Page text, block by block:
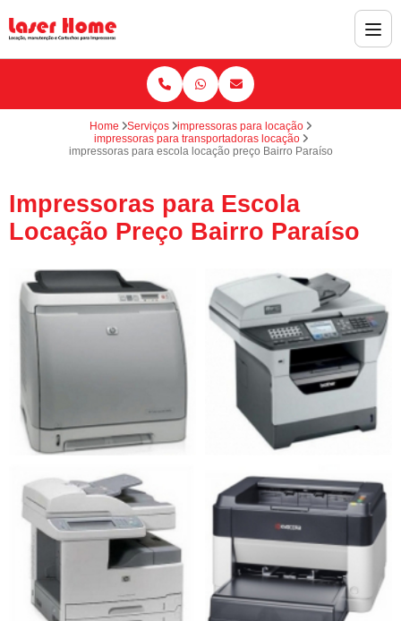
Home Serviços
impressoras para locação
impressoras para transportadoras locação
impressoras para escola locação preço Bairro Paraíso
Impressoras para Escola
Locação Preço Bairro Paraíso